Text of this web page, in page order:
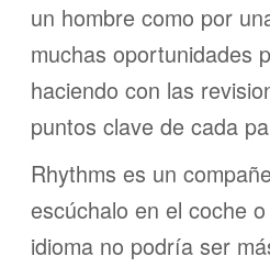
un hombre como por
muchas oportunidades
haciendo con las
puntos clave de cada
Rhythms es un
escúchalo en el coche
idioma no podría ser